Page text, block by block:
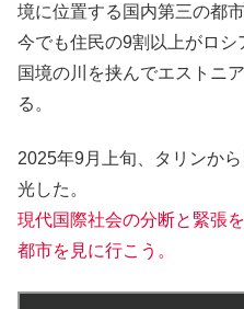
境に位置する国内第三の都市
今でも住民の9割以上がロシ
国境の川を挟んでエストニ
る。
2025年9月上旬、タリンか
光した。
現代国際社会の分断と緊張
都市を見に行こう。